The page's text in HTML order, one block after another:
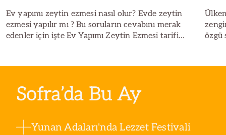
Ev yapımı zeytin ezmesi nasıl olur? Evde zeytin
ezmesi yapılır mı ? Bu soruların cevabını merak
edenler için işte Ev Yapımı Zeytin Ezmesi tarifi…
özgü
Sofra’da Bu Ay
Yunan Adaları'nda Lezzet Festivali